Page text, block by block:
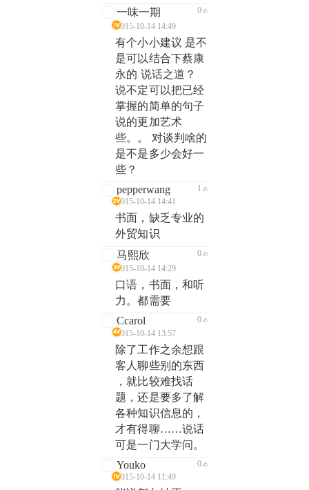
一味一期
2015-10-14 14:49
0
有个小小建议 是不
是可以结合下蔡康
永的 说话之道？
说不定可以把已经
掌握的简单的句子
说的更加艺术
些。。 对谈判啥的
是不是多少会好一
些？
pepperwang
2015-10-14 14:41
1
书面，缺乏专业的
外贸知识
马熙欣
2015-10-14 14:29
0
口语，书面，和听
力。都需要
Ccarol
2015-10-14 13:57
0
除了工作之余想跟
客人聊些别的东西
，就比较难找话
题，还是要多了解
各种知识信息的，
才有得聊……说话
可是一门大学问。
Youko
2015-10-14 11:49
0